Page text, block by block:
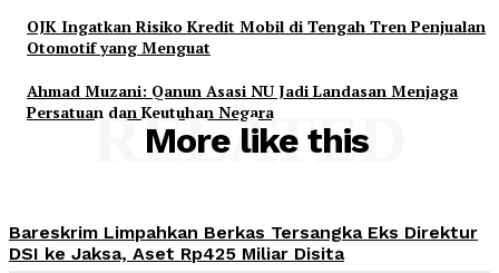
OJK Ingatkan Risiko Kredit Mobil di Tengah Tren Penjualan
Otomotif yang Menguat
Ahmad Muzani: Qanun Asasi NU Jadi Landasan Menjaga
Persatuan dan Keutuhan Negara
More like this
RELATED
Bareskrim Limpahkan Berkas Tersangka Eks Direktur
DSI ke Jaksa, Aset Rp425 Miliar Disita